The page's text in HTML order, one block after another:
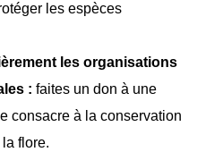
les espèces
les organisations
: faites un don à une
consacre à la conservation
flore.